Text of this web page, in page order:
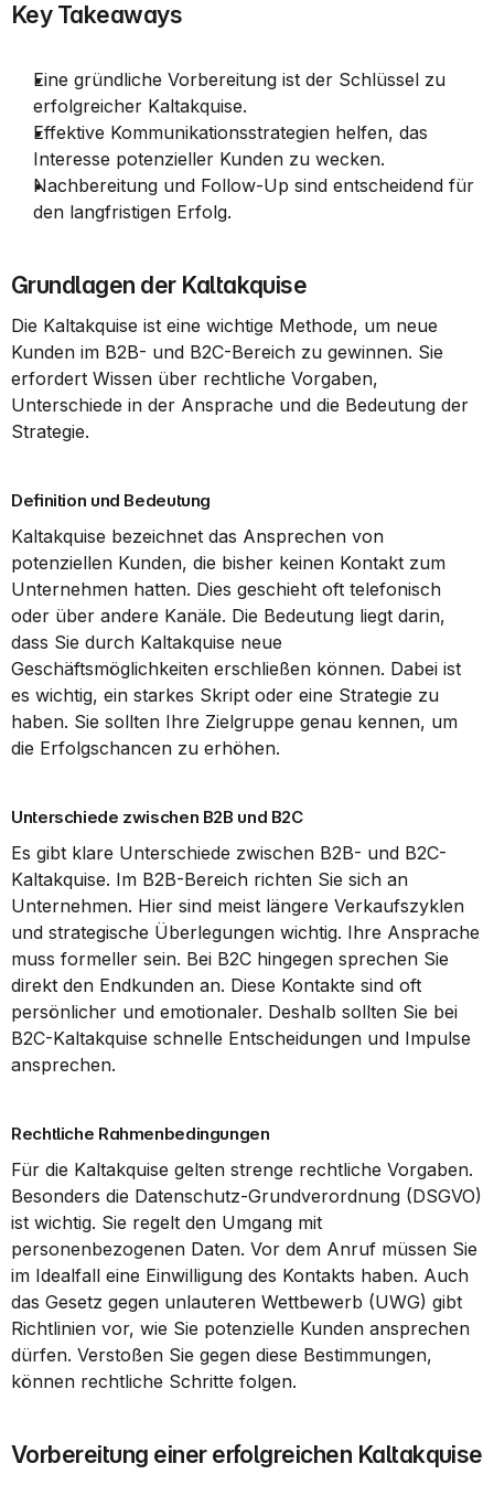
Key Takeaways
Eine gründliche Vorbereitung ist der Schlüssel zu
erfolgreicher Kaltakquise.
Effektive Kommunikationsstrategien helfen, das
Interesse potenzieller Kunden zu wecken.
Nachbereitung und Follow-Up sind entscheidend für
den langfristigen Erfolg.
Grundlagen der Kaltakquise
Die Kaltakquise ist eine wichtige Methode, um neue
Kunden im B2B- und B2C-Bereich zu gewinnen. Sie
erfordert Wissen über rechtliche Vorgaben,
Unterschiede in der Ansprache und die Bedeutung der
Strategie.
Definition und Bedeutung
Kaltakquise bezeichnet das Ansprechen von
potenziellen Kunden, die bisher keinen Kontakt zum
Unternehmen hatten. Dies geschieht oft telefonisch
oder über andere Kanäle. Die Bedeutung liegt darin,
dass Sie durch Kaltakquise neue
Geschäftsmöglichkeiten erschließen können. Dabei ist
es wichtig, ein starkes Skript oder eine Strategie zu
haben. Sie sollten Ihre Zielgruppe genau kennen, um
die Erfolgschancen zu erhöhen.
Unterschiede zwischen B2B und B2C
Es gibt klare Unterschiede zwischen B2B- und B2C-
Kaltakquise. Im B2B-Bereich richten Sie sich an
Unternehmen. Hier sind meist längere Verkaufszyklen
und strategische Überlegungen wichtig. Ihre Ansprache
muss formeller sein. Bei B2C hingegen sprechen Sie
direkt den Endkunden an. Diese Kontakte sind oft
persönlicher und emotionaler. Deshalb sollten Sie bei
B2C-Kaltakquise schnelle Entscheidungen und Impulse
ansprechen.
Rechtliche Rahmenbedingungen
Für die Kaltakquise gelten strenge rechtliche Vorgaben.
Besonders die Datenschutz-Grundverordnung (DSGVO)
ist wichtig. Sie regelt den Umgang mit
personenbezogenen Daten. Vor dem Anruf müssen Sie
im Idealfall eine Einwilligung des Kontakts haben. Auch
das Gesetz gegen unlauteren Wettbewerb (UWG) gibt
Richtlinien vor, wie Sie potenzielle Kunden ansprechen
dürfen. Verstoßen Sie gegen diese Bestimmungen,
können rechtliche Schritte folgen.
Vorbereitung einer erfolgreichen Kaltakquise